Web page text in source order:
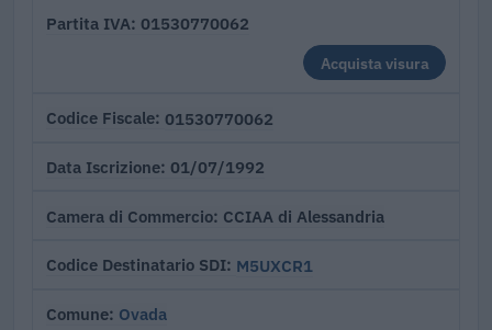
Partita IVA 01530770062
Acquista visura
Codice Fiscale 01530770062
Data Iscrizione 01/07/1992
Camera di Commercio CCIAA di Alessandria
Codice Destinatario SDI M5UXCR1
Comune Ovada